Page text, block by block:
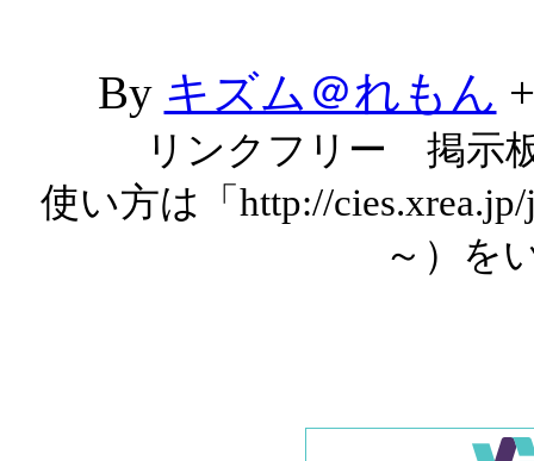
By キズム＠れもん
リンクフリー 掲示
使い方は「http://
～）を